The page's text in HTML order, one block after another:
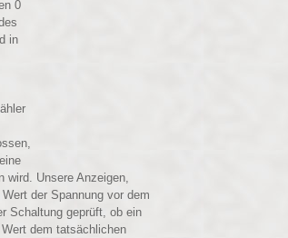
0
in
wird. Unsere Anzeigen,
der Spannung vor dem
Schaltung geprüft, ob ein
dem tatsächlichen